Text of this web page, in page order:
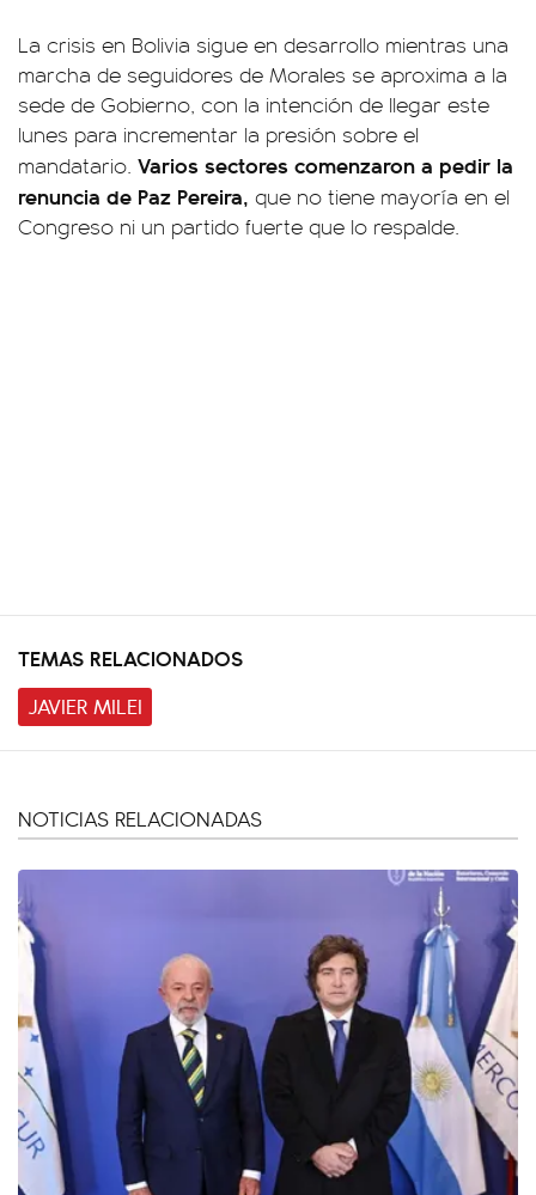
La crisis en Bolivia sigue en desarrollo mientras una
marcha de seguidores de Morales se aproxima a la
sede de Gobierno, con la intención de llegar este
lunes para incrementar la presión sobre el
mandatario. Varios sectores comenzaron a pedir la
renuncia de Paz Pereira, que no tiene mayoría en el
Congreso ni un partido fuerte que lo respalde.
TEMAS RELACIONADOS
JAVIER MILEI
NOTICIAS RELACIONADAS